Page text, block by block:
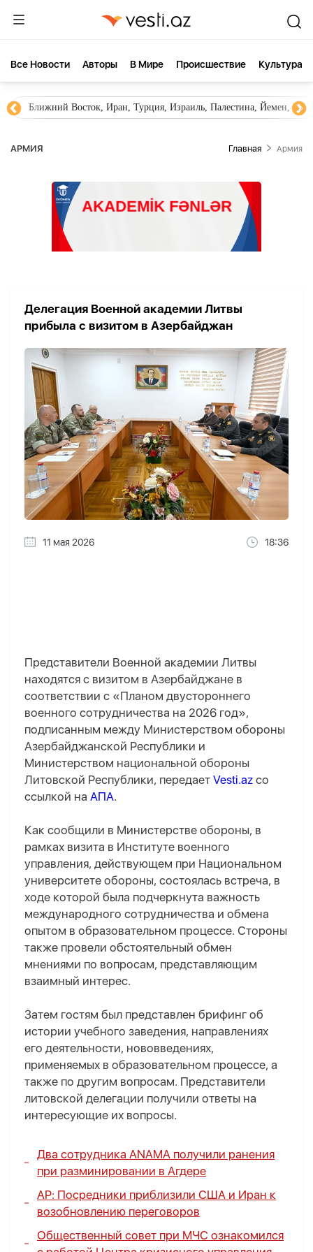
Все Новости Aвторы В Мире Происшествие Культура
Ближний Восток, Иран, Турция, Израиль, Палестина, Йемен,
АРМИЯ Главная Армия
Делегация Военной академии Литвы
прибыла с визитом в Азербайджан
11 мая 2026 18:36
Представители Военной академии Литвы
находятся с визитом в Азербайджане в
соответствии с «Планом двустороннего
военного сотрудничества на 2026 год»,
подписанным между Министерством обороны
Азербайджанской Республики и
Министерством национальной обороны
Литовской Республики, передает Vesti.az со
ссылкой на АПА.
Как сообщили в Министерстве обороны, в
рамках визита в Институте военного
управления, действующем при Национальном
университете обороны, состоялась встреча, в
ходе которой была подчеркнута важность
международного сотрудничества и обмена
опытом в образовательном процессе. Стороны
также провели обстоятельный обмен
мнениями по вопросам, представляющим
взаимный интерес.
Затем гостям был представлен брифинг об
истории учебного заведения, направлениях
его деятельности, нововведениях,
применяемых в образовательном процессе, а
также по другим вопросам. Представители
литовской делегации получили ответы на
интересующие их вопросы.
Два сотрудника ANAMA получили ранения
при разминировании в Агдере
AP: Посредники приблизили США и Иран к
возобновлению переговоров
Общественный совет при МЧС ознакомился